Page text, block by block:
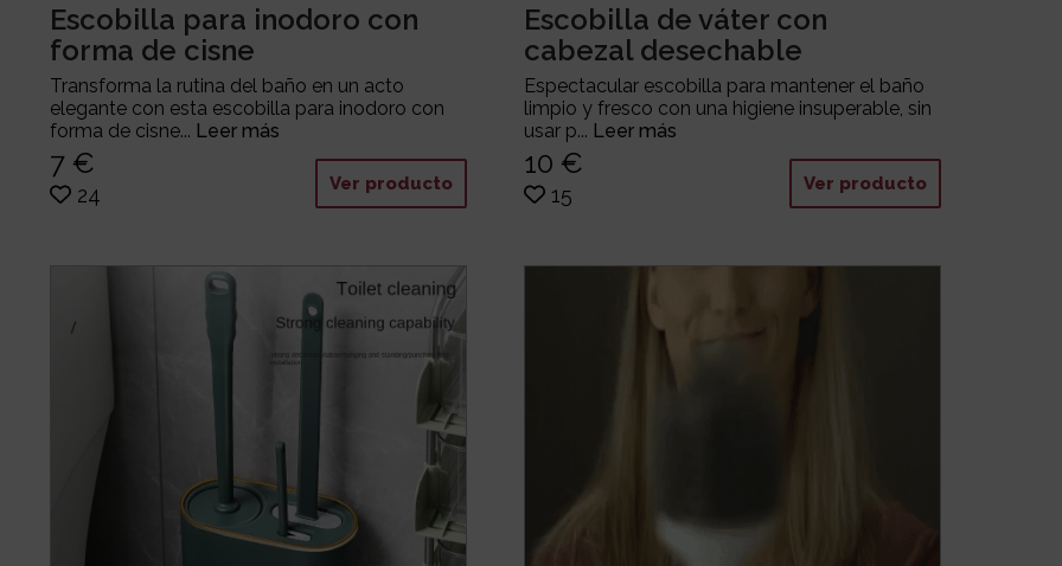
Escobilla para inodoro con
forma de cisne
Transforma la rutina del baño en un acto
elegante con esta escobilla para inodoro con
forma de cisne... Leer más
7 €
24 Ver producto
Escobilla de váter con
cabezal desechable
Espectacular escobilla para mantener el baño
limpio y fresco con una higiene insuperable, sin
usar p... Leer más
10 €
15 Ver producto